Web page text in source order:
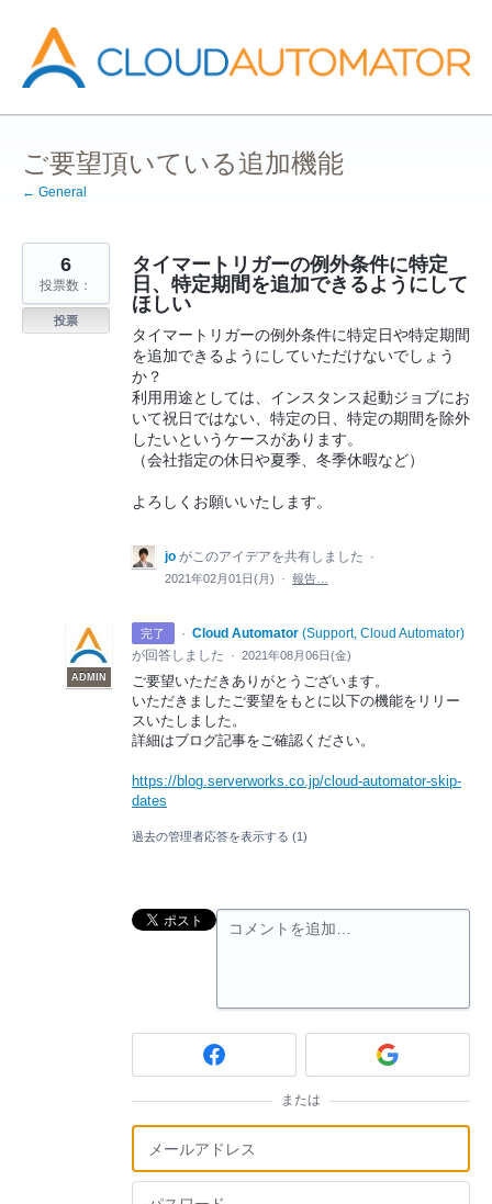
ン
ツ
ス
プ
ご要望頂いている追加機能
← General
タイマートリガーの例外条件に特定
日、特定期間を追加できるようにして
ほしい
タイマートリガーの例外条件に特定日や特定期間
を追加できるようにしていただけないでしょう
か？
利用用途としては、インスタンス起動ジョブにお
いて祝日ではない、特定の日、特定の期間を除外
したいというケースがあります。
（会社指定の休日や夏季、冬季休暇など）
よろしくお願いいたします。
6
投票数：
投票
jo がこのアイデアを共有しました
·
2021年02月01日(月)
· 報告…
完了 ·
ADMIN
Cloud Automator (Support, Cloud Automator)
が回答しました
· 2021年08月06日(金)
ご要望いただきありがとうございます。
いただきましたご要望をもとに以下の機能をリリー
スいたしました。
詳細はブログ記事をご確認ください。
https://blog.serverworks.co.jp/cloud-automator-skip-
dates
過去の管理者応答を表示する (1)
コメントを追加…
または